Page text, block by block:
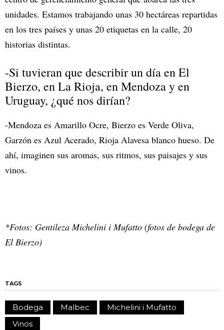
unidades. Estamos trabajando unas 30 hectáreas repartidas
en los tres países y unas 20 etiquetas en la calle, 20
historias distintas.
-Si tuvieran que describir un día en El
Bierzo, en La Rioja, en Mendoza y en
Uruguay, ¿qué nos dirían?
-Mendoza es Amarillo Ocre, Bierzo es Verde Oliva,
Garzón es Azul Acerado, Rioja Alavesa blanco hueso. De
ahí, imaginen sus aromas, sus ritmos, sus paisajes y sus
vinos.
*Fotos: Gentileza Michelini i Mufatto (fotos de bodega de
El Bierzo)
TAGS
Bodega Malbec
Michelini i Mufatto
Vinos